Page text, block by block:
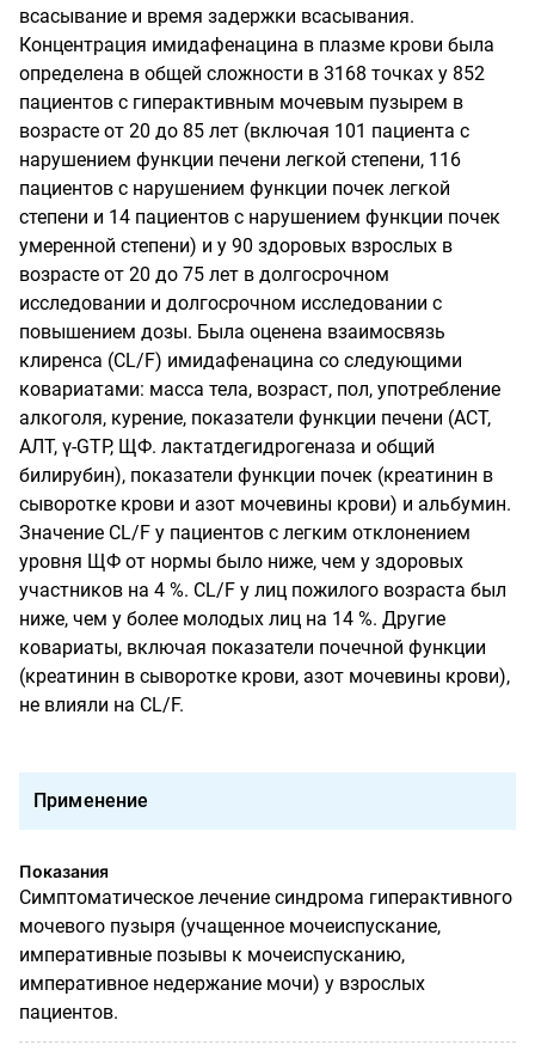
всасывание и время задержки всасывания.
Концентрация имидафенацина в плазме крови была
определена в общей сложности в 3168 точках у 852
пациентов с гиперактивным мочевым пузырем в
возрасте от 20 до 85 лет (включая 101 пациента с
нарушением функции печени легкой степени, 116
пациентов с нарушением функции почек легкой
степени и 14 пациентов с нарушением функции почек
умеренной степени) и у 90 здоровых взрослых в
возрасте от 20 до 75 лет в долгосрочном
исследовании и долгосрочном исследовании с
повышением дозы. Была оценена взаимосвязь
клиренса (CL/F) имидафенацина со следующими
ковариатами: масса тела, возраст, пол, употребление
алкоголя, курение, показатели функции печени (ACT,
АЛТ, γ-GTP, ЩФ. лактатдегидрогеназа и общий
билирубин), показатели функции почек (креатинин в
сыворотке крови и азот мочевины крови) и альбумин.
Значение CL/F у пациентов с легким отклонением
уровня ЩФ от нормы было ниже, чем у здоровых
участников на 4 %. CL/F у лиц пожилого возраста был
ниже, чем у более молодых лиц на 14 %. Другие
ковариаты, включая показатели почечной функции
(креатинин в сыворотке крови, азот мочевины крови),
не влияли на CL/F.
Применение
Показания
Симптоматическое лечение синдрома гиперактивного
мочевого пузыря (учащенное мочеиспускание,
императивные позывы к мочеиспусканию,
императивное недержание мочи) у взрослых
пациентов.